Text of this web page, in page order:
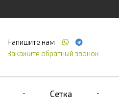
Напишите нам
Закажите обратный звонок
Сетка